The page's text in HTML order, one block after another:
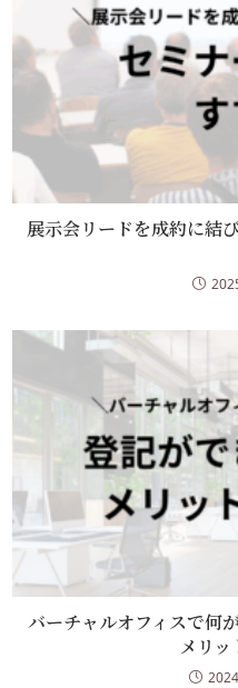
展示会リードを成約に結
バーチャルオフィスで何
メリ